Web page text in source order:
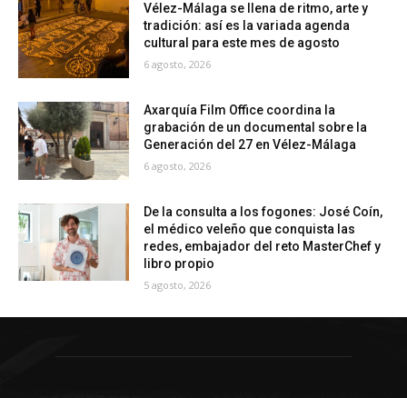
Vélez-Málaga se llena de ritmo, arte y
tradición: así es la variada agenda
cultural para este mes de agosto
6 agosto, 2026
Axarquía Film Office coordina la
grabación de un documental sobre la
Generación del 27 en Vélez-Málaga
6 agosto, 2026
De la consulta a los fogones: José Coín,
el médico veleño que conquista las
redes, embajador del reto MasterChef y
libro propio
5 agosto, 2026